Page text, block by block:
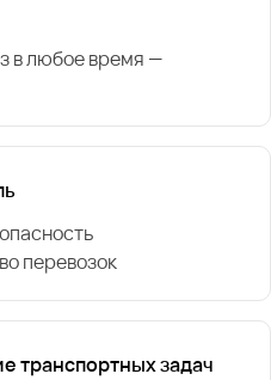
в любое время —
перевозок
транспортных задач